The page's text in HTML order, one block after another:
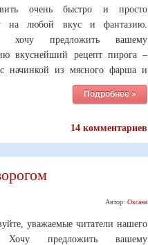
очень быстро и просто
на любой вкус и фантазию.
хочу предложить вашему
вкуснейший рецепт пирога –
начинкой из мясного фарша и
Подробнее »
14 комментариев
Автор: Оксана
уважаемые читатели нашего
Хочу предложить вашему